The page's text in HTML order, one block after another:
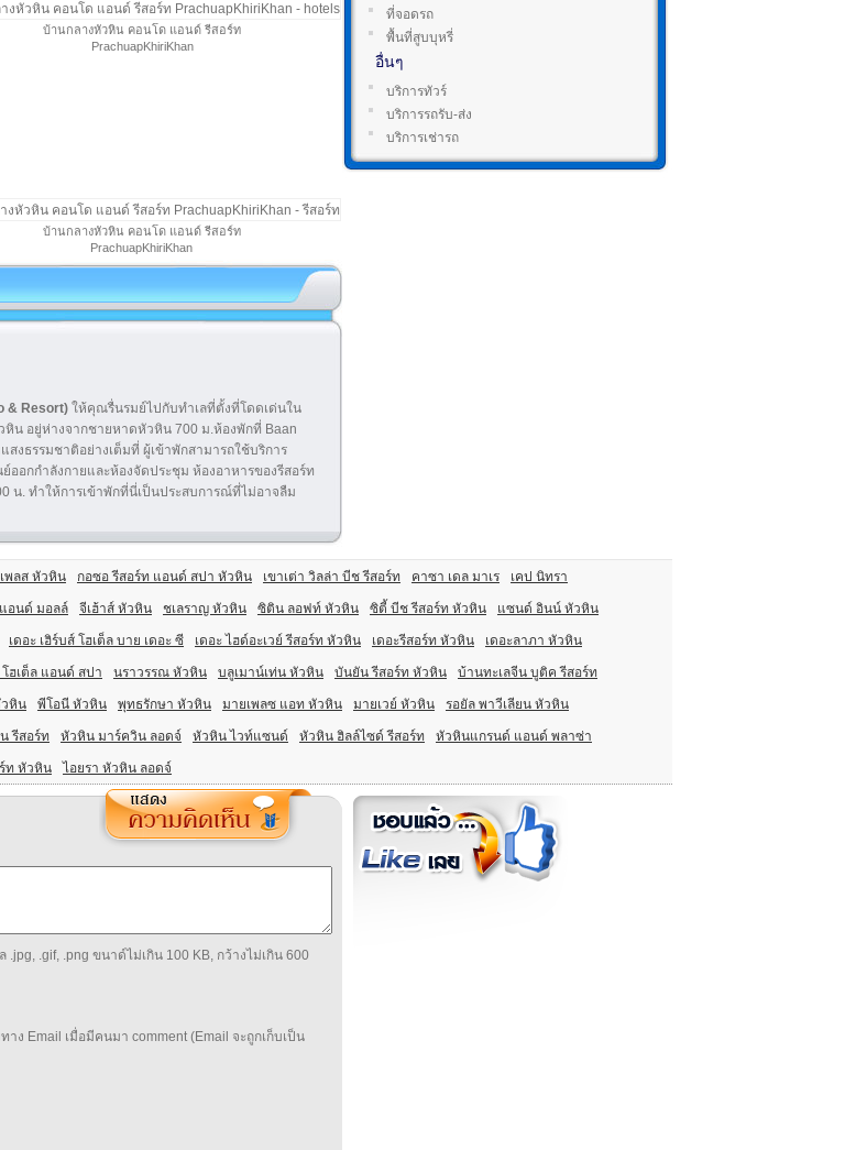
บ้านกลางหัวหิน คอนโด แอนด์ รีสอร์ท
PrachuapKhiriKhan
บ้านกลางหัวหิน คอนโด แอนด์ รีสอร์ท
PrachuapKhiriKhan
& Resort) ให้คุณรื่นรมย์ไปกับทำเลที่ตั้งที่โดดเด่นใน
หิน อยู่ห่างจากชายหาดหัวหิน 700 ม.ห้องพักที่ Baan
งธรรมชาติอย่างเต็มที่ ผู้เข้าพักสามารถใช้บริการ
ออกกำลังกายและห้องจัดประชุม ห้องอาหารของรีสอร์ท
น. ทำให้การเข้าพักที่นี่เป็นประสบการณ์ที่ไม่อาจลืม
ที่จอดรถ
พื้นที่สูบบุหรี่
อื่นๆ
บริการทัวร์
บริการรถรับ-ส่ง
บริการเช่ารถ
พลส หัวหิน กอซอ รีสอร์ท แอนด์ สปา หัวหิน เขาเต่า วิลล่า บีช รีสอร์ท คาซา เดล มาเร เคป นิทรา
อนด์ มอลล์ จีเฮ้าส์ หัวหิน ชเลราญ หัวหิน ซิติน ลอฟท์ หัวหิน ซิตี้ บีช รีสอร์ท หัวหิน แซนด์ อินน์ หัวหิน
เดอะ เฮิร์บส์ โฮเต็ล บาย เดอะ ซี เดอะ ไฮด์อะเวย์ รีสอร์ท หัวหิน เดอะรีสอร์ท หัวหิน เดอะลาภา หัวหิน
ฮเต็ล แอนด์ สปา นราวรรณ หัวหิน บลูเมาน์เท่น หัวหิน บันยัน รีสอร์ท หัวหิน บ้านทะเลจีน บูติค รีสอร์ท
หิน พีโอนี หัวหิน พุทธรักษา หัวหิน มายเพลซ แอท หัวหิน มายเวย์ หัวหิน รอยัล พาวีเลียน หัวหิน
รีสอร์ท หัวหิน มาร์ควิน ลอดจ์ หัวหิน ไวท์แซนด์ หัวหิน ฮิลล์ไซด์ รีสอร์ท หัวหินแกรนด์ แอนด์ พลาซ่า
ท หัวหิน ไอยรา หัวหิน ลอดจ์
.jpg, .gif, .png ขนาด์ไม่เกิน 100 KB, กว้างไม่เกิน 600
าง Email เมื่อมีคนมา comment (Email จะถูกเก็บเป็น